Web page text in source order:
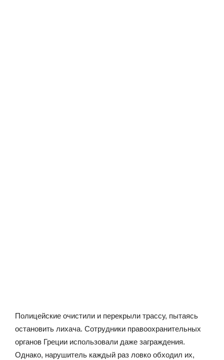
Полицейские очистили и перекрыли трассу, пытаясь
остановить лихача. Сотрудники правоохранительных
органов Греции использовали даже заграждения.
Однако, нарушитель каждый раз ловко обходил их,